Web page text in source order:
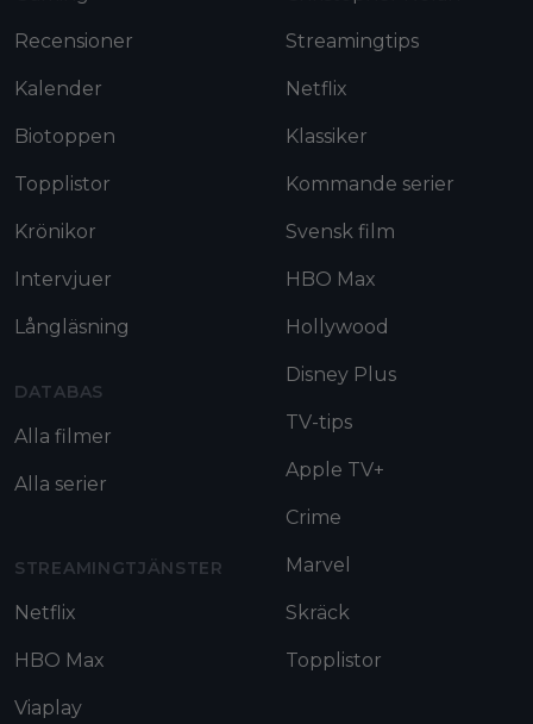
Recensioner
Kalender
Biotoppen
Topplistor
Krönikor
Intervjuer
Långläsning
DATABAS
Alla filmer
Alla serier
STREAMINGTJÄNSTER
Netflix
HBO Max
Viaplay
Streamingtips
Netflix
Klassiker
Kommande serier
Svensk film
HBO Max
Hollywood
Disney Plus
TV-tips
Apple TV+
Crime
Marvel
Skräck
Topplistor